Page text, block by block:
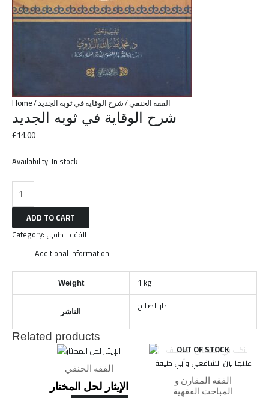
Home/ الفقه الحنفي/ شرح الوقاية في ثوبه الجديد
شرح الوقاية في ثوبه الجديد
£14.00
Availability: In stock
ADD TO CART
Category: الفقه الحنفي
Additional information
Weight 1 kg
الناشر دار الصالح
Related products
الفقه الحنفي
الإيثار لحل المختار
OUT OF STOCK
الفقه المقارن و
المباحث الفقهية